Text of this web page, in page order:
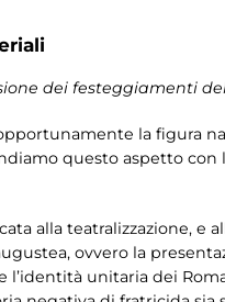
dei festeggiamenti
la figura
questo aspetto con
alla teatralizzazione, e
ovvero la
l’identità unitaria dei